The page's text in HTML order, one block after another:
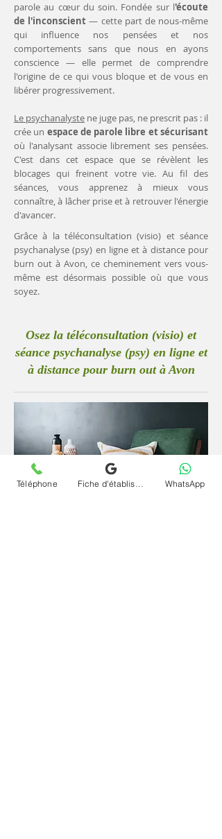
parole au cœur du soin. Fondée sur l'écoute
de l'inconscient— cette part de nous-même
qui influence nos pensées et nos
comportements sans que nous en ayons
conscience — elle permet de comprendre
l'origine de ce qui vous bloque et de vous en
libérer progressivement.
Le psychanalyste ne juge pas, ne prescrit pas : il
crée un espace de parole libre et sécurisant
où l'analysant associe librement ses pensées.
C'est dans cet espace que se révèlent les
blocages qui freinent votre vie. Au fil des
séances, vous apprenez à mieux vous
connaître, à lâcher prise et à retrouver l'énergie
d'avancer.
Grâce à la téléconsultation (visio) et séance
psychanalyse (psy) en ligne et à distance pour
burn out à Avon, ce cheminement vers vous-
même est désormais possible où que vous
soyez.
Osez la téléconsultation (visio) et
séance psychanalyse (psy) en ligne et
à distance pour burn out à Avon
Téléphone WhatsApp